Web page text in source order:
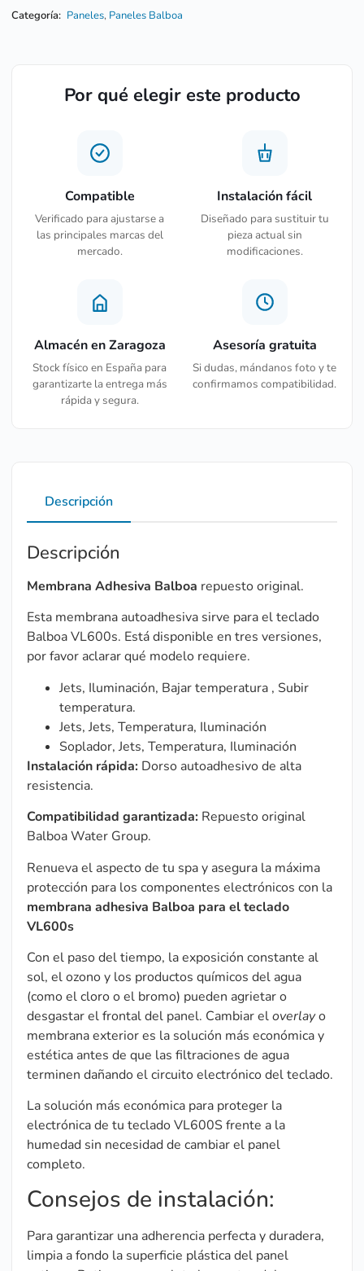
Categoría: Paneles, Paneles Balboa
Por qué elegir este producto
Compatible
Verificado para ajustarse a
las principales marcas del
mercado.
Instalación fácil
Diseñado para sustituir tu
pieza actual sin
modificaciones.
Almacén en Zaragoza
Stock físico en España para
garantizarte la entrega más
rápida y segura.
Asesoría gratuita
Si dudas, mándanos foto y te
confirmamos compatibilidad.
Descripción
Descripción
Membrana Adhesiva Balboa repuesto original.
Esta membrana autoadhesiva sirve para el teclado
Balboa VL600s. Está disponible en tres versiones,
por favor aclarar qué modelo requiere.
Jets, Iluminación, Bajar temperatura , Subir
temperatura.
Jets, Jets, Temperatura, Iluminación
Soplador, Jets, Temperatura, Iluminación
Instalación rápida: Dorso autoadhesivo de alta
resistencia.
Compatibilidad garantizada: Repuesto original
Balboa Water Group.
Renueva el aspecto de tu spa y asegura la máxima
protección para los componentes electrónicos con la
membrana adhesiva Balboa para el teclado
VL600s
Con el paso del tiempo, la exposición constante al
sol, el ozono y los productos químicos del agua
(como el cloro o el bromo) pueden agrietar o
desgastar el frontal del panel. Cambiar eloverlayo
membrana exterior es la solución más económica y
estética antes de que las filtraciones de agua
terminen dañando el circuito electrónico del teclado.
La solución más económica para proteger la
electrónica de tu teclado VL600S frente a la
humedad sin necesidad de cambiar el panel
completo.
Consejos de instalación:
Para garantizar una adherencia perfecta y duradera,
limpia a fondo la superficie plástica del panel